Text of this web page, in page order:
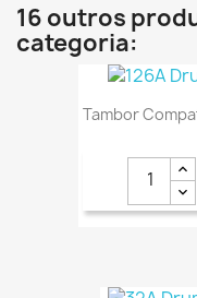
16 outros
categoria:
Tambor